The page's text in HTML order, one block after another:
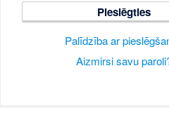
Pieslēgties
Palīdzība ar
Aizmirsi savu